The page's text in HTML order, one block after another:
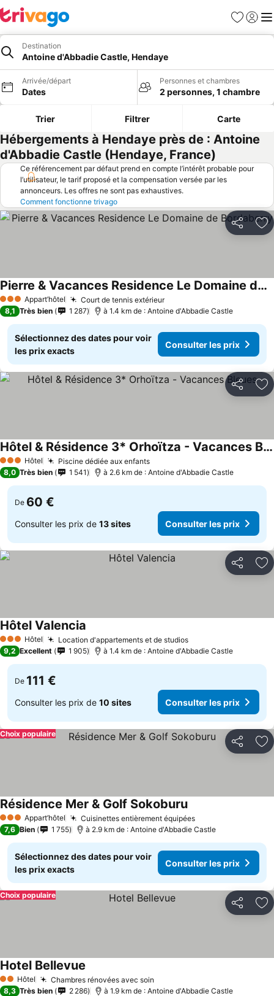
Favoris
Se
Destination
Antoine d'Abbadie Castle, Hendaye
Arrivée/départ
Dates
Personnes et chambres
2 personnes, 1 chambre
Trier Filtrer Carte
Hébergements à Hendaye près de : Antoine
d'Abbadie Castle (Hendaye, France)
Ce référencement par défaut prend en compte l’intérêt probable pour
l’utilisateur, le tarif proposé et la compensation versée par les
annonceurs. Les offres ne sont pas exhaustives.
Comment fonctionne trivago
Partager
3 ÉtoilesAppart’hôtel Court de tennis extérieur
Pierre & Vacances Residence Le Domaine de Bordaberry
8,1 Très bien 1 287 à 1.4 km de : Antoine d'Abbadie Castle
Sélectionnez des dates pour voir
les prix exacts
Consulter les prix
Partager
3 ÉtoilesHôtel Piscine dédiée aux enfants
Hôtel & Résidence 3* Orhoïtza - Vacances Bleues
8,0 Très bien 1 541 à 2.6 km de : Antoine d'Abbadie Castle
De 60 €
Consulter les prix de 13 sites Consulter les prix
Partager
3 ÉtoilesHôtel Location d'appartements et de studios
Hôtel Valencia
9,2 Excellent 1 905 à 1.4 km de : Antoine d'Abbadie Castle
De 111 €
Consulter les prix de 10 sites Consulter les prix
Partager
Choix populaire
3 ÉtoilesAppart’hôtel Cuisinettes entièrement équipées
Résidence Mer & Golf Sokoburu
7,6 Bien 1 755 à 2.9 km de : Antoine d'Abbadie Castle
Sélectionnez des dates pour voir
les prix exacts
Consulter les prix
Partager
Choix populaire
2 Étoiles
Hôtel Chambres rénovées avec soin
Hotel Bellevue
8,3 Très bien 2 286 à 1.9 km de : Antoine d'Abbadie Castle